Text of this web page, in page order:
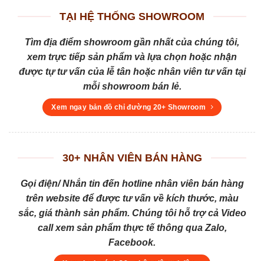
TẠI HỆ THỐNG SHOWROOM
Tìm địa điểm showroom gần nhất của chúng tôi,
xem trực tiếp sản phẩm và lựa chọn hoặc nhận
được tự tư vấn của lễ tân hoặc nhân viên tư vấn tại
mỗi showroom bán lẻ.
Xem ngay bản đồ chỉ đường 20+ Showroom
30+ NHÂN VIÊN BÁN HÀNG
Gọi điện/ Nhắn tin đến hotline nhân viên bán hàng
trên website để được tư vấn về kích thước, màu
sắc, giá thành sản phẩm. Chúng tôi hỗ trợ cả Video
call xem sản phẩm thực tế thông qua Zalo,
Facebook.